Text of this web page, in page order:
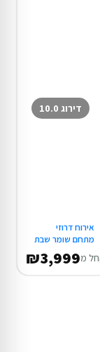
דירוג 10.0
אירוח דרוזי
מתחם שומר שבת
מ₪3,999